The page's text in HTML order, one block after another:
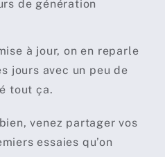
de génération
à jour, on en reparle
jours avec un peu de
tout ça.
venez partager vos
essaies qu’on